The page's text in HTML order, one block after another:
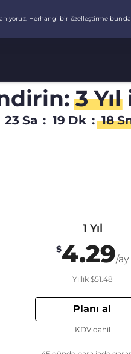
3 Yıl
23 Sa : 19 Dk : 17
1 Yıl
$4.29/ay
Yıllık $51.48
Planı al
KDV dahil